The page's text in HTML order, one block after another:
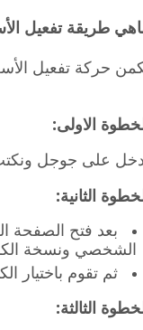
طريقة تفعيل
حركة تفعيل
الاولى:
على جوجل ونكتب
الثانية:
بعد فتح الصفحة
الشخصي ونسخة
ثم تقوم باختيار
الثالثة: